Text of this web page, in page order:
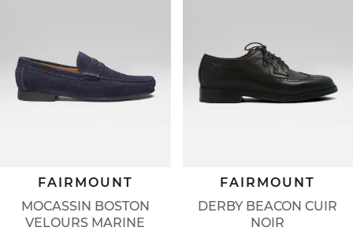
MOCASSIN BOSTON
VELOURS MARINE
FAIRMOUNT
DERBY BEACON CUIR
NOIR
FAIRMOUNT